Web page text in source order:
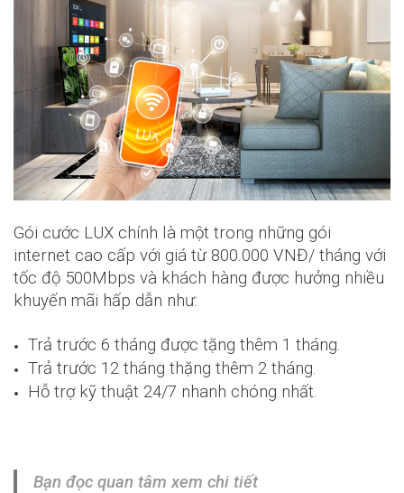
Gói cước LUX chính là một trong những gói
internet cao cấp với giá từ 800.000 VNĐ/ tháng với
tốc độ 500Mbps và khách hàng được hưởng nhiều
khuyến mãi hấp dẫn như:
Trả trước 6 tháng được tặng thêm 1 tháng.
Trả trước 12 tháng thặng thêm 2 tháng.
Hỗ trợ kỹ thuật 24/7 nhanh chóng nhất.
Bạn đọc quan tâm xem chi tiết